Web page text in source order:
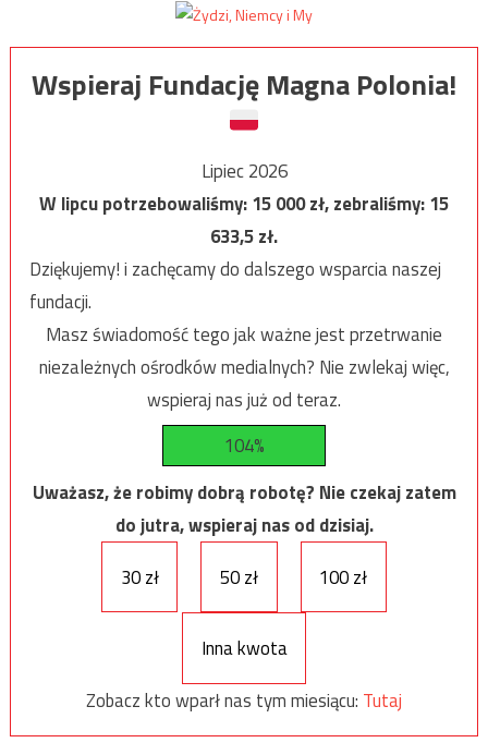
Wspieraj Fundację Magna Polonia!
Lipiec 2026
W lipcu potrzebowaliśmy:15 000zł, zebraliśmy:15
633,5zł.
Dziękujemy! i zachęcamy do dalszego wsparcia naszej
fundacji.
Masz świadomość tego jak ważne jest przetrwanie
niezależnych ośrodków medialnych? Nie zwlekaj więc,
wspieraj nas już od teraz.
104%
Uważasz, że robimy dobrą robotę? Nie czekaj zatem
do jutra, wspieraj nas od dzisiaj.
30 zł
50 zł 100 zł
Inna kwota
Zobacz kto wparł nas tym miesiącu: Tutaj